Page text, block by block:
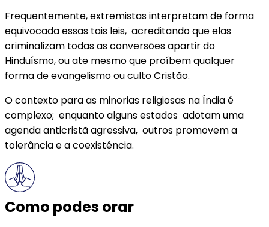
Frequentemente, extremistas interpretam de forma
equivocada essas tais leis, acreditando que elas
criminalizam todas as conversões apartir do
Hinduísmo, ou ate mesmo que proíbem qualquer
forma de evangelismo ou culto Cristão.
O contexto para as minorias religiosas na Índia é
complexo; enquanto alguns estados adotam uma
agenda anticristã agressiva, outros promovem a
tolerância e a coexistência.
Como podes orar